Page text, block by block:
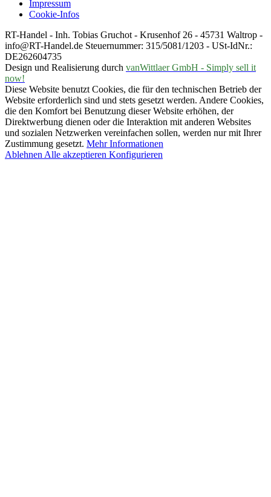
Impressum
Cookie-Infos
RT-Handel - Inh. Tobias Gruchot - Krusenhof 26 - 45731 Waltrop -
info@RT-Handel.de Steuernummer: 315/5081/1203 - USt-IdNr.:
DE262604735
Design und Realisierung durch vanWittlaer GmbH - Simply sell it
now!
Diese Website benutzt Cookies, die für den technischen Betrieb der
Website erforderlich sind und stets gesetzt werden. Andere Cookies,
die den Komfort bei Benutzung dieser Website erhöhen, der
Direktwerbung dienen oder die Interaktion mit anderen Websites
und sozialen Netzwerken vereinfachen sollen, werden nur mit Ihrer
Zustimmung gesetzt. Mehr Informationen
Ablehnen Alle akzeptieren Konfigurieren